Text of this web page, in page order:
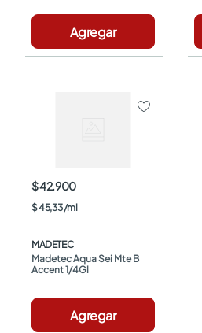
Agregar
$ 42.900
$45,33/ml
MADETEC
Madetec Aqua Sei Mte B
Accent 1/4Gl
Agregar